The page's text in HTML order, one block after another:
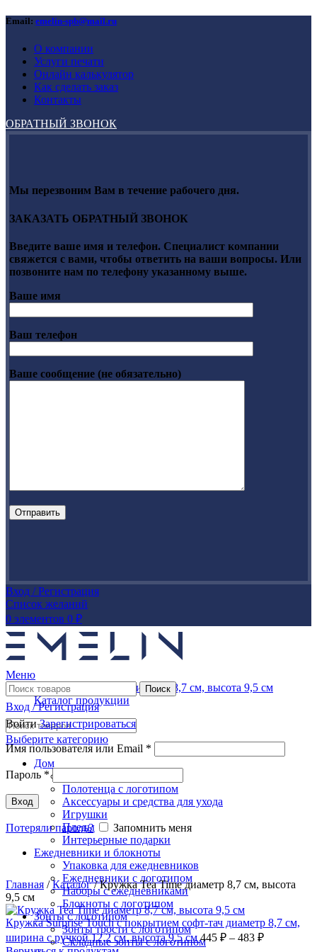
Email: emelin-spb@mail.ru
О компании
Услуги печати
Онлайн калькулятор
Как сделать заказ
Контакты
ОБРАТНЫЙ ЗВОНОК
Мы перезвоним Вам в течение рабочего дня.
ЗАКАЗАТЬ ОБРАТНЫЙ ЗВОНОК
Введите ваше имя и телефон. Специалист компании
свяжется с вами, чтобы ответить на ваши вопросы. Или
позвоните нам по телефону указанному выше.
Ваше имя
Ваш телефон
Ваше сообщение (не обязательно)
Вход / Регистрация
Список желаний
0 элементов 0 ₽
Каталог продукции
Выберите категорию
Дом
Полотенца с логотипом
Аксессуары и средства для ухода
Игрушки
Пледы
Интерьерные подарки
Ежедневники и блокноты
Упаковка для ежедневников
Ежедневники с логотипом
Наборы с ежедневниками
Блокноты с логотипом
Зонты с логотипом
Зонты трости с логотипом
Складные зонты с логотипом
Меню
Поиск
Вход / Регистрация
ВойтиЗарегистрироваться
Имя пользователя или Email *
Пароль *
Вход
Потеряли пароль? Запомнить меня
Нажмите, чтобы увеличить
Главная /Каталог/Кружка Tea Time диаметр 8,7 см, высота
9,5 см
Кружка Surprise Touch c покрытием софт-тач диаметр 8,7 см,
ширина с ручкой 12,2 см, высота 9,5 см445 ₽ – 483 ₽